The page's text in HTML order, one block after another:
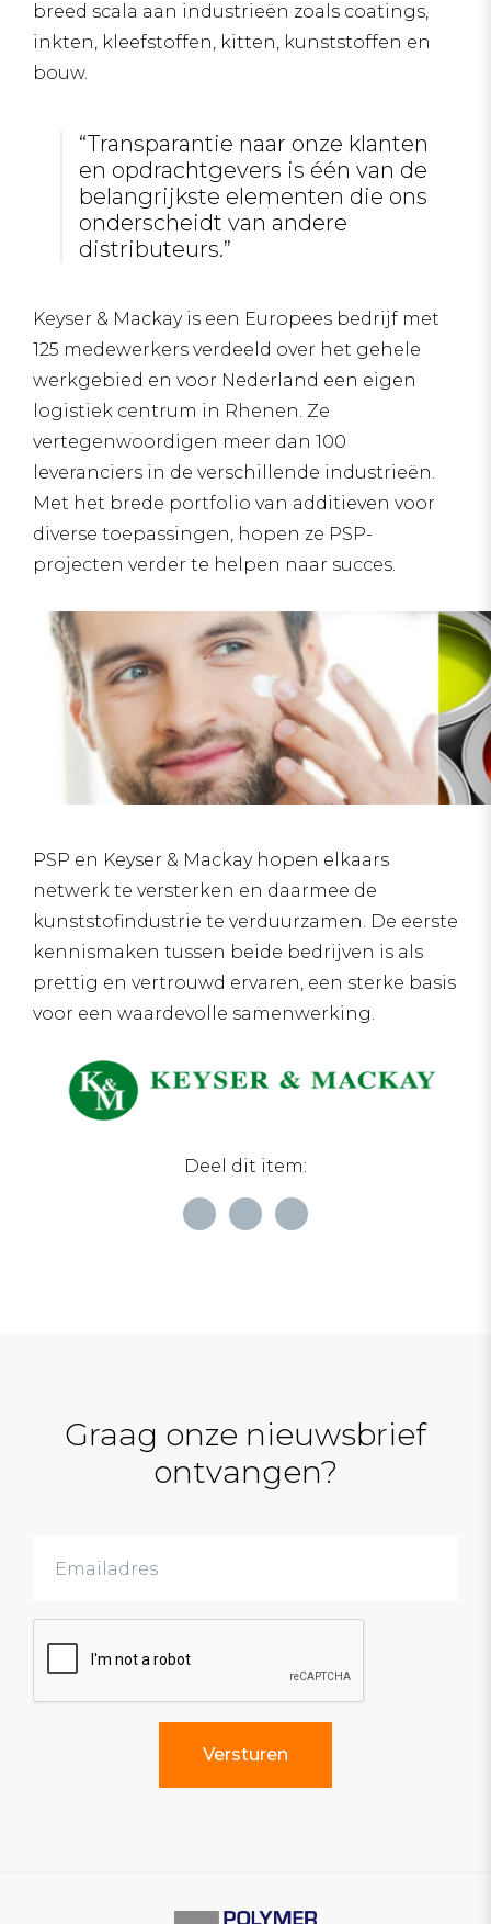
breed scala aan industrieën zoals coatings,
inkten, kleefstoffen, kitten, kunststoffen en
bouw.
“Transparantie naar onze klanten
en opdrachtgevers is één van de
belangrijkste elementen die ons
onderscheidt van andere
distributeurs.”
Keyser & Mackay is een Europees bedrijf met
125 medewerkers verdeeld over het gehele
werkgebied en voor Nederland een eigen
logistiek centrum in Rhenen. Ze
vertegenwoordigen meer dan 100
leveranciers in de verschillende industrieën.
Met het brede portfolio van additieven voor
diverse toepassingen, hopen ze PSP-
projecten verder te helpen naar succes.
PSP en Keyser & Mackay hopen elkaars
netwerk te versterken en daarmee de
kunststofindustrie te verduurzamen. De eerste
kennismaken tussen beide bedrijven is als
prettig en vertrouwd ervaren, een sterke basis
voor een waardevolle samenwerking.
Deel dit item:
Graag onze nieuwsbrief
ontvangen?